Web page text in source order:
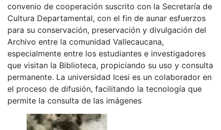
convenio de cooperación suscrito con la Secretaría de
Cultura Departamental, con el fin de aunar esfuerzos
para su conservación, preservación y divulgación del
Archivo entre la comunidad Vallecaucana,
especialmente entre los estudiantes e investigadores
que visitan la Biblioteca, propiciando su uso y consulta
permanente. La universidad Icesi es un colaborador en
el proceso de difusión, facilitando la tecnología que
permite la consulta de las imágenes